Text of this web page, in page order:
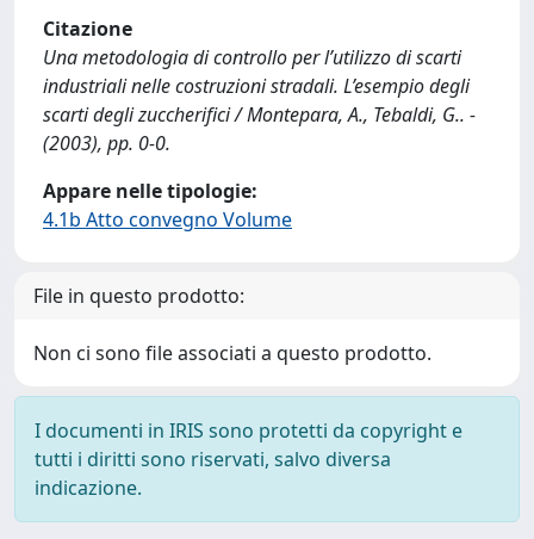
Citazione
Una metodologia di controllo per l’utilizzo di scarti
industriali nelle costruzioni stradali. L’esempio degli
scarti degli zuccherifici / Montepara, A., Tebaldi, G.. -
(2003), pp. 0-0.
Appare nelle tipologie:
4.1b Atto convegno Volume
File in questo prodotto:
Non ci sono file associati a questo prodotto.
I documenti in IRIS sono protetti da copyright e
tutti i diritti sono riservati, salvo diversa
indicazione.